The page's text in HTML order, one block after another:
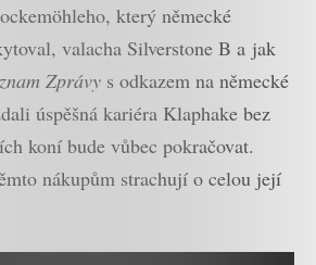
který německé
valacha Silverstone B a jak
Zprávy s odkazem na německé
úspěšná kariéra Klaphake bez
koní bude vůbec pokračovat.
nákupům strachují o celou její